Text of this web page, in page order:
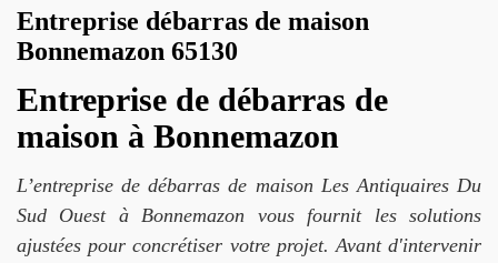
Entreprise débarras de maison
Bonnemazon 65130
Entreprise de débarras de
maison à Bonnemazon
L’entreprise de débarras de maison Les Antiquaires Du
Sud Ouest à Bonnemazon vous fournit les solutions
ajustées pour concrétiser votre projet. Avant d'intervenir